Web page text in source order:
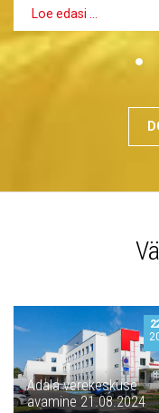
Loe edasi …
Ädala verekeskuse
avamine 21.08.2024